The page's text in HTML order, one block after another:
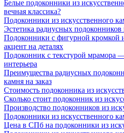
Белые подоконники из
вечная классика?
Подоконники из искусственного
Эстетика радиусных подоконников
Подоконники с фигурной кромкой
акцент на деталях
Подоконник с текстурой мрамора
интерьера
Преимущества радиусных
камня на заказ
Стоимость подоконника из
Сколько стоит подоконник из
Производство подоконников из
Подоконники из искусственного
Цена в СПб на подоконники из